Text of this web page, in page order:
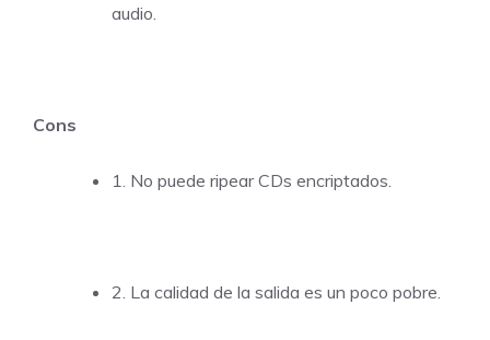
audio.
Cons
1. No puede ripear CDs encriptados.
2. La calidad de la salida es un poco pobre.